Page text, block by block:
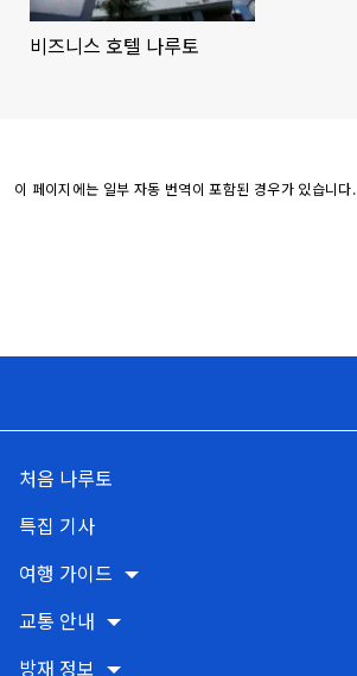
비즈니스 호텔 나루토
이 페이지에는 일부 자동 번역이 포함된 경우가 있습니다.
처음 나루토
특집 기사
여행 가이드
교통 안내
방재 정보